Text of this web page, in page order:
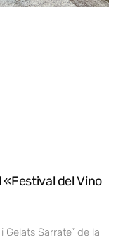
«Festival del Vino
Gelats Sarrate” de la